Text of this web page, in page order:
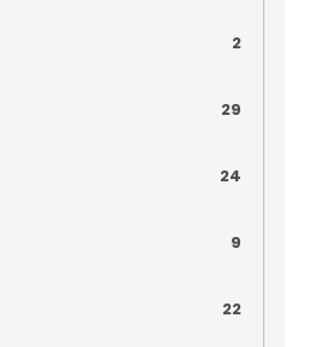
2
29
24
9
22